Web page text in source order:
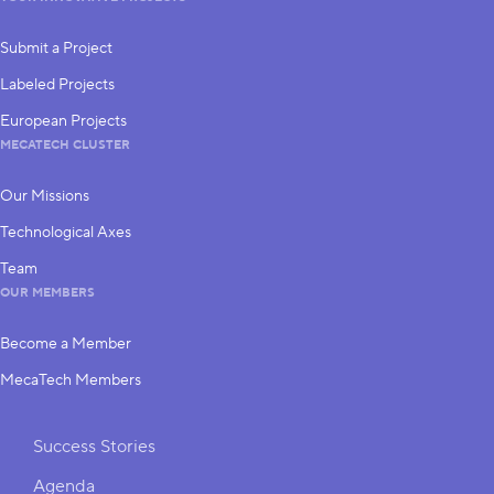
Submit a Project
Labeled Projects
European Projects
MECATECH CLUSTER
Our Missions
Technological Axes
Team
OUR MEMBERS
Become a Member
MecaTech Members
Shortcuts
Success Stories
Agenda